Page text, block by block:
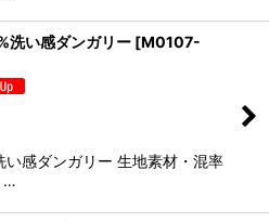
い感ダンガリー [M0107-
い感ダンガリー 生地素材・混率
…